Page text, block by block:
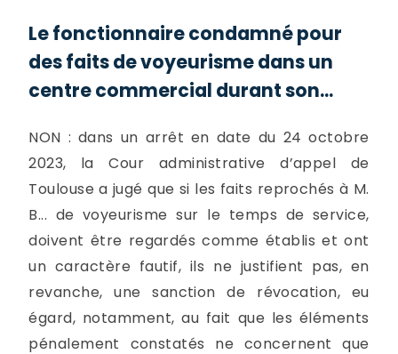
Le fonctionnaire condamné pour
des faits de voyeurisme dans un
centre commercial durant son...
NON : dans un arrêt en date du 24 octobre
2023, la Cour administrative d’appel de
Toulouse a jugé que si les faits reprochés à M.
B... de voyeurisme sur le temps de service,
doivent être regardés comme établis et ont
un caractère fautif, ils ne justifient pas, en
revanche, une sanction de révocation, eu
égard, notamment, au fait que les éléments
pénalement constatés ne concernent que